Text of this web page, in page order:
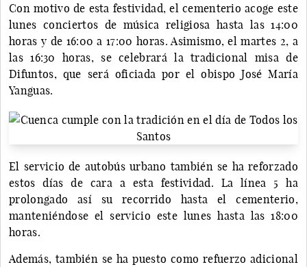
Con motivo de esta festividad, el cementerio acoge este
lunes conciertos de música religiosa hasta las 14:00
horas y de 16:00 a 17:00 horas. Asimismo, el martes 2, a
las 16:30 horas, se celebrará la tradicional misa de
Difuntos, que será oficiada por el obispo José María
Yanguas.
El servicio de autobús urbano también se ha reforzado
estos días de cara a esta festividad. La línea 5 ha
prolongado así su recorrido hasta el cementerio,
manteniéndose el servicio este lunes hasta las 18:00
horas.
Además, también se ha puesto como refuerzo adicional